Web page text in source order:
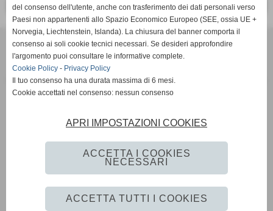
<< PRECEDENTE SUCCESSIVO >>
SCANDIANESE CALCIO - ASSOCIAZIONE SPORTIVA DILETTANTISTICA
v. Dell´Eco 10 int. 1 Chiozza - 42019 Scandiano (Reggio Emilia)
P.I. Partita IVA 02444480350 C.F Codice Fiscale 91152640354
Via Dell´Eco n.° 10 - Chiozza -42019 - SCANDIANO - REGGIO EMILIA - 42019 - SCANDIANO (REGGIO EMILIA)
Tel. 0522 855072 Fax 0522 765574
Tutte le foto presenti nel sito e le Foto Gallery sono esclusiva proprieta´ della societa´ " Scandianese
Privacy Policy-Cookie Policy
del consenso dell'utente, anche con trasferimento dei dati personali verso
Paesi non appartenenti allo Spazio Economico Europeo (SEE, ossia UE +
Norvegia, Liechtenstein, Islanda). La chiusura del banner comporta il
consenso ai soli cookie tecnici necessari. Se desideri approfondire
l'argomento puoi consultare le informative complete.
Cookie Policy - Privacy Policy
Il tuo consenso ha una durata massima di 6 mesi.
Cookie accettati nel consenso: nessun consenso
APRI IMPOSTAZIONI COOKIES
ACCETTA I COOKIES
NECESSARI
ACCETTA TUTTI I COOKIES